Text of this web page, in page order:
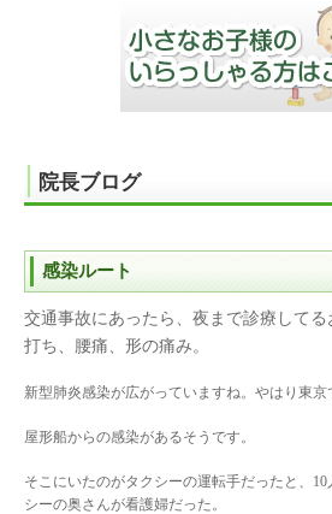
院長ブログ
感染ルート
交通事故にあったら、夜まで診療して
打ち、腰痛、形の痛み。
新型肺炎感染が広がっていますね。やはり東京
屋形船からの感染があるそうです。
そこにいたのがタクシーの運転手だったと、
シーの奥さんが看護婦だった。